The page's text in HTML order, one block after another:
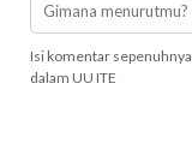
Isi komentar
dalam UU ITE